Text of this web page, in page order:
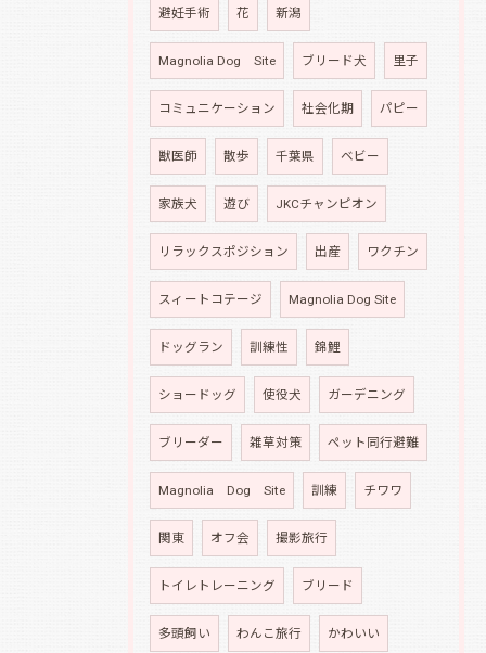
避妊手術 花 新潟
Magnolia Dog Site ブリード犬 里子
コミュニケーション 社会化期 パピー
獣医師 散歩 千葉県 ベビー
家族犬 遊び JKCチャンピオン
リラックスポジション 出産 ワクチン
スィートコテージ Magnolia Dog Site
ドッグラン 訓練性 錦鯉
ショードッグ 使役犬 ガーデニング
ブリーダー 雑草対策 ペット同行避難
Magnolia Dog Site 訓練 チワワ
関東 オフ会 撮影旅行
トイレトレーニング ブリード
多頭飼い わんこ旅行 かわいい